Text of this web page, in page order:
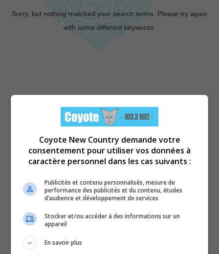
Sorry, but nothing matched your search terms. Please try again
with some different keywords.
Coyote New Country demande votre
consentement pour utiliser vos données à
caractère personnel dans les cas suivants :
Publicités et contenu personnalisés, mesure de
performance des publicités et du contenu, études
d’audience et développement de services
Stocker et/ou accéder à des informations sur un
appareil
En savoir plus